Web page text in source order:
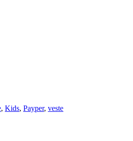
, Kids, Payper, veste